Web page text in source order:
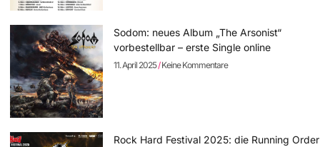
Sodom: neues Album „The Arsonist“
vorbestellbar – erste Single online
11. April 2025 Keine Kommentare
Rock Hard Festival 2025: die Running Order